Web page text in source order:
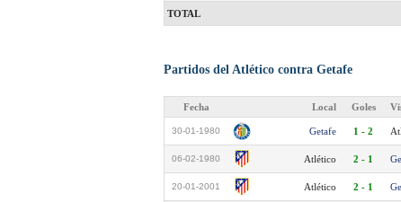
TOTAL
Partidos del Atlético contra Getafe
Fecha Local Goles
30-01-1980 Getafe 1 - 2
06-02-1980 Atlético 2 - 1
20-01-2001 Atlético 2 - 1